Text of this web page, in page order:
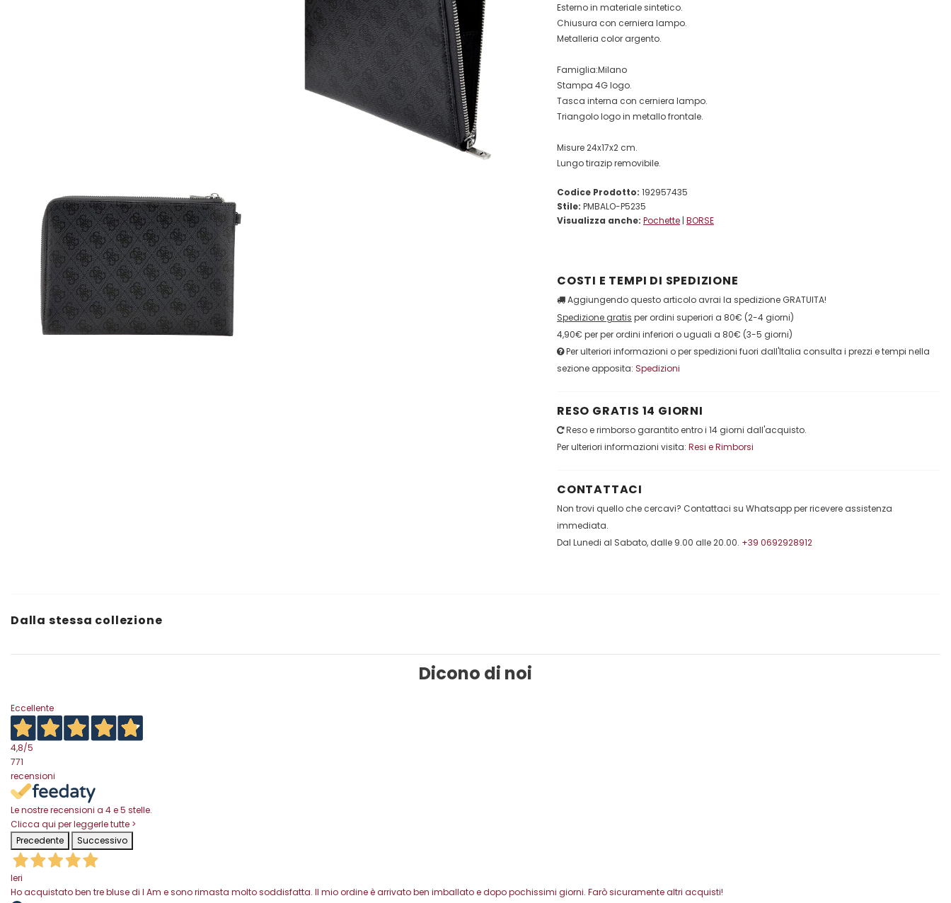
Esterno in materiale sintetico.
Chiusura con cerniera lampo.
Metalleria color argento.
Famiglia:Milano
Stampa 4G logo.
Tasca interna con cerniera lampo.
Triangolo logo in metallo frontale.
Misure 24x17x2 cm.
Lungo tirazip removibile.
Codice Prodotto: 192957435
Stile: PMBALO-P5235
Visualizza anche: Pochette | BORSE
COSTI E TEMPI DI SPEDIZIONE
Aggiungendo questo articolo avrai la spedizione GRATUITA!
Spedizione gratis per ordini superiori a 80€ (2-4 giorni)
4,90€ per per ordini inferiori o uguali a 80€ (3-5 giorni)
Per ulteriori informazioni o per spedizioni fuori dall'Italia consulta i prezzi e tempi nella
sezione apposita: Spedizioni
RESO GRATIS 14 GIORNI
Reso e rimborso garantito entro i 14 giorni dall'acquisto.
Per ulteriori informazioni visita: Resi e Rimborsi
CONTATTACI
Non trovi quello che cercavi? Contattaci su Whatsapp per ricevere assistenza
immediata.
Dal Lunedi al Sabato, dalle 9.00 alle 20.00. +39 0692928912
Dalla stessa collezione
Dicono di noi
Eccellente
4,8/5
771
recensioni
Le nostre recensioni a 4 e 5 stelle.
Clicca qui per leggerle tutte >
Precedente
Successivo
Ieri
Ho acquistato ben tre bluse di I Am e sono rimasta molto soddisfatta. Il mio ordine è arrivato ben imballato e dopo pochissimi giorni. Farò sicuramente altri acquisti!